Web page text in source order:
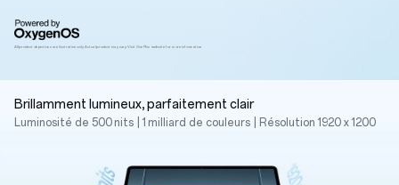
All product depictions are ilustrative only. Actual product may vary.Visit OnePlus website for more information.
Brillamment lumineux, parfaitement clair
Luminosité de 500 nits |1 milliard de couleurs Résolution 1920 x 1200